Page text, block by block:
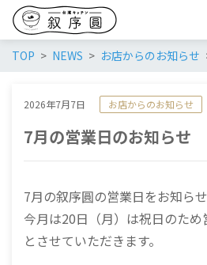
TOP NEWS お店からのお知らせ
2026年7月7日 お店からのお知らせ
7月の営業日のお知らせ
7月の叙序圓の営業日をお知らせ
今月は20日（月）は祝日のた
とさせていただきます。